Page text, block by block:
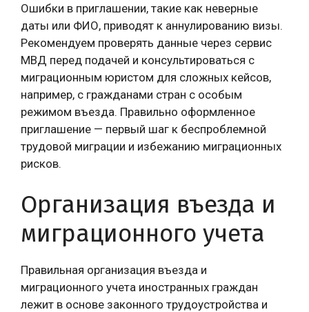
Ошибки в приглашении, такие как неверные
даты или ФИО, приводят к аннулированию визы.
Рекомендуем проверять данные через сервис
МВД перед подачей и консультироваться с
миграционным юристом для сложных кейсов,
например, с гражданами стран с особым
режимом въезда. Правильно оформленное
приглашение — первый шаг к беспроблемной
трудовой миграции и избежанию миграционных
рисков.
Организация въезда и
миграционного учета
Правильная организация въезда и
миграционного учета иностранных граждан
лежит в основе законного трудоустройства и